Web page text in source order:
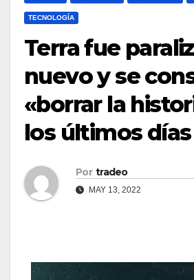
TECNOLOGÍA
Terra fue
nuevo y se
«borrar la
los últimos días
Por tradeo
MAY 13, 2022